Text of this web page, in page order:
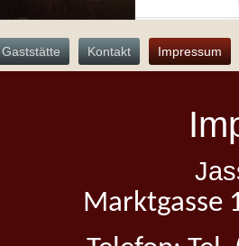
Gaststätte Kontakt Impressum
Marktgasse